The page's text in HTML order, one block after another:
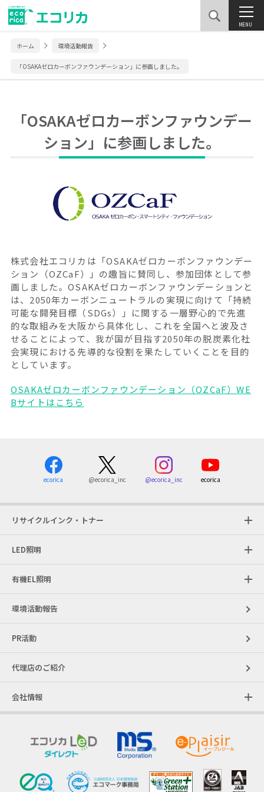
MENU
ホーム 環境活動報告
「OSAKAゼロカーボンファウンデーション」に参画しました。
「OSAKAゼロカーボンファウンデー
ション」に参画しました。
株式会社エコリカは「OSAKAゼロカーボンファウンデー
ション（OZCaF）」の趣旨に賛同し、参加団体として参
画しました。OSAKAゼロカーボンファウンデーションと
は、2050年カーボンニュートラルの実現に向けて「持続
可能な開発目標（SDGs）」に関する一層野心的で先進
的な取組みを大阪から具体化し、これを全国へと波及さ
せることによって、我が国が目指す2050年の脱炭素化社
会実現における先導的な役割を果たしていくことを目的
としています。
OSAKAゼロカーボンファウンデーション（OZCaF）WE
Bサイトはこちら
ecorica @ecorica_inc @ecorica_inc ecorica
リサイクルインク・トナー
LED照明
有機EL照明
環境活動報告
PR活動
代理店のご紹介
会社情報